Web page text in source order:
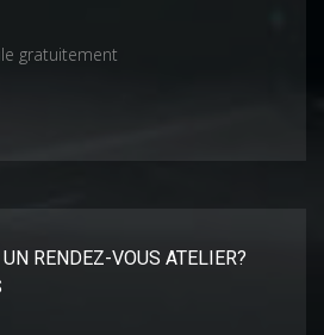
gratuitement
RENDEZ-VOUS ATELIER?